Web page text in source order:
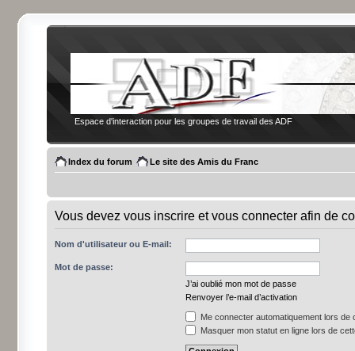
Espace d'interaction pour les groupes de travail des ADF
Index du forum Le site des Amis du Franc
Vous devez vous inscrire et vous connecter afin de
Nom d'utilisateur ou E-mail:
Mot de passe:
J’ai oublié mon mot de passe
Renvoyer l’e-mail d’activation
Me connecter automatiquement lors de
Masquer mon statut en ligne lors de